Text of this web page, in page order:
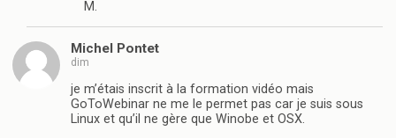
M.
Michel Pontet
dim
je m’étais inscrit à la formation vidéo mais
GoToWebinar ne me le permet pas car je suis sous
Linux et qu’il ne gère que Winobe et OSX.